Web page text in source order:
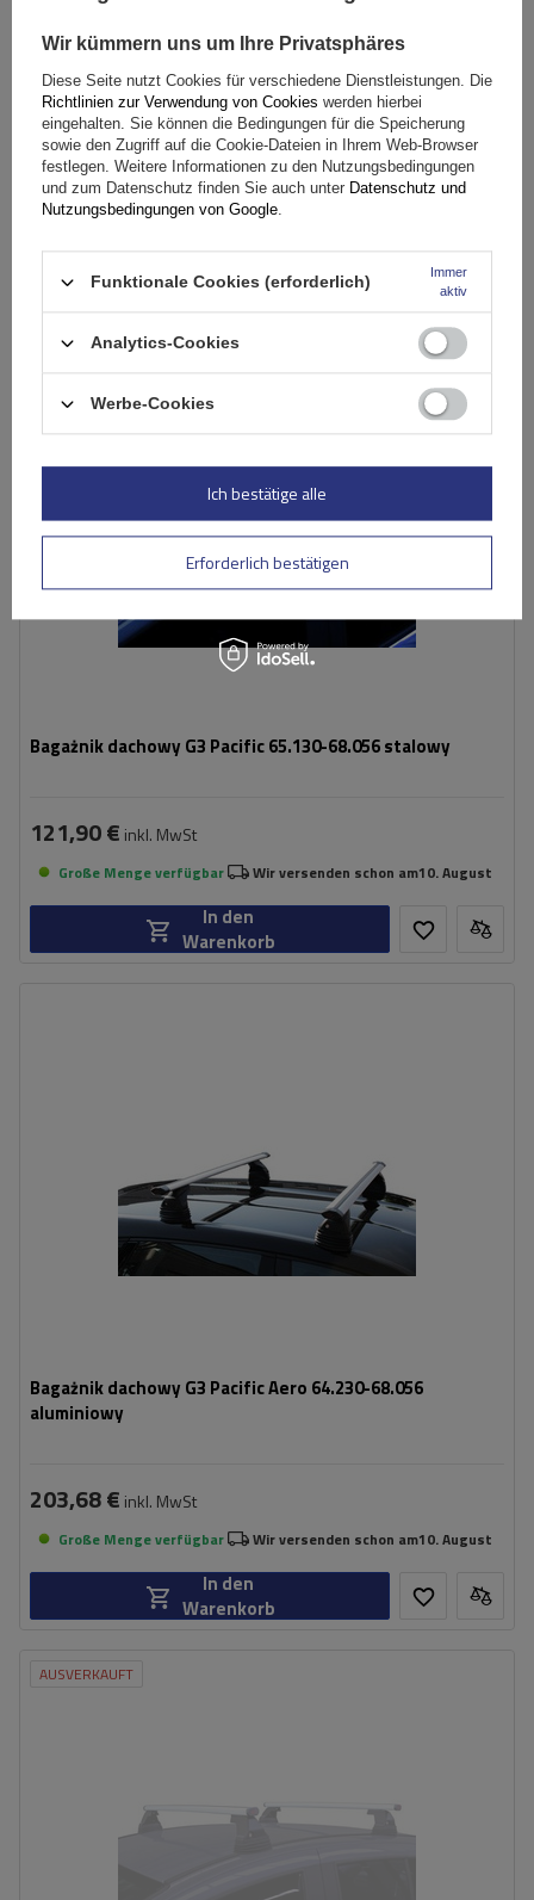
Mont Blanc AMC 5105 AERO Aluminium-Dachträger
217,19 €inkl. MwSt
In den
Warenkorb
Bagażnik dachowy G3 Pacific 65.130-68.056 stalowy
121,90 € inkl. MwSt
Große Menge verfügbar Wir versenden schon am10. August
In den
Warenkorb
Bagażnik dachowy G3 Pacific Aero 64.230-68.056
aluminiowy
203,68 € inkl. MwSt
Große Menge verfügbar Wir versenden schon am10. August
In den
Warenkorb
AUSVERKAUFT
Wir kümmern uns um Ihre Privatsphäres
Diese Seite nutzt Cookies für verschiedene Dienstleistungen. Die
Richtlinien zur Verwendung von Cookies werden hierbei
eingehalten. Sie können die Bedingungen für die Speicherung
sowie den Zugriff auf die Cookie-Dateien in Ihrem Web-Browser
festlegen. Weitere Informationen zu den Nutzungsbedingungen
und zum Datenschutz finden Sie auch unter Datenschutz und
Nutzungsbedingungen von Google.
Funktionale Cookies (erforderlich)
Immer
aktiv
Analytics-Cookies
Werbe-Cookies
Erforderlich bestätigen
Ich bestätige alle